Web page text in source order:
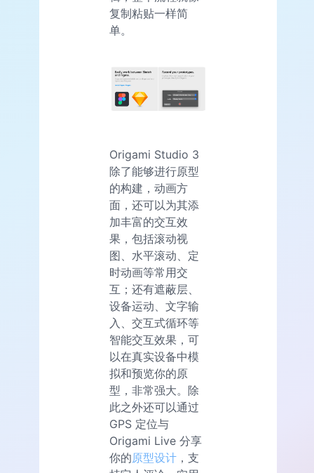
复制粘贴一样简
单。
Origami Studio 3
除了能够进行原型
的构建，动画方
面，还可以为其添
加丰富的交互效
果，包括滚动视
图、水平滚动、定
时动画等常用交
互；还有遮蔽层、
设备运动、文字输
入、交互式循环等
智能交互效果，可
以在真实设备中模
拟和预览你的原
型，非常强大。除
此之外还可以通过
GPS 定位与
Origami Live 分享
你的原型设计 ，支